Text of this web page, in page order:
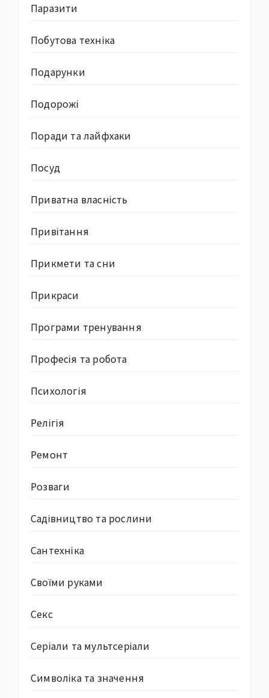
Паразити
Побутова техніка
Подарунки
Подорожі
Поради та лайфхаки
Посуд
Приватна власність
Привітання
Прикмети та сни
Прикраси
Програми тренування
Професія та робота
Психологія
Релігія
Ремонт
Розваги
Садівництво та рослини
Сантехніка
Своїми руками
Секс
Серіали та мультсеріали
Символіка та значення